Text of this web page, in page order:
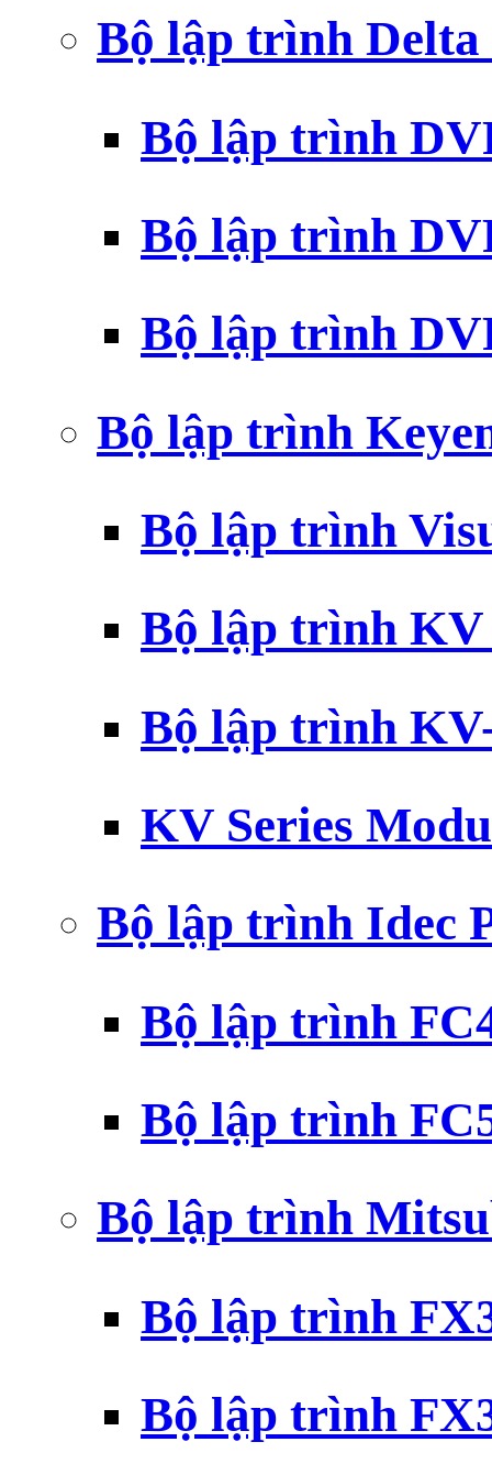
Bộ lập trình
Bộ lập trình
Bộ lập trình
Bộ lập trình
Bộ lập trình
Bộ lập trình
Bộ lập trình
Bộ lập trình
KV Series
Bộ lập trình Idec
Bộ lập trình
Bộ lập trình
Bộ lập trình
Bộ lập trình
Bộ lập trình